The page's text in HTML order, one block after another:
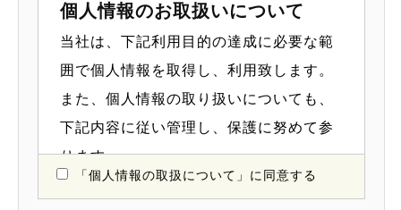
個人情報のお取扱いについて
当社は、下記利用目的の達成に必要な範
囲で個人情報を取得し、利用致します。
また、個人情報の取り扱いについても、
下記内容に従い管理し、保護に努めて参
ります。
1.事業者の名称、個人情報の管理者
「個人情報の取扱について」に同意する